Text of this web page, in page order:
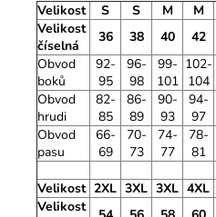
Velikost
S S M M
Velikost
číselná
36 38 40 42
Obvod
boků
92-
95
96-
98
99-
101
102-
104
Obvod
hrudi
82-
85
86-
89
90-
93
94-
97
Obvod
pasu
66-
69
70-
73
74-
77
78-
81
Velikost 2XL 3XL 3XL 4XL
Velikost